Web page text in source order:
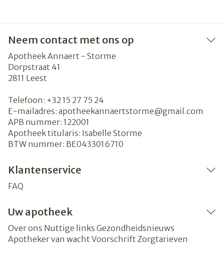
Neem contact met ons op
Apotheek Annaert - Storme
Dorpstraat 41
2811 Leest
Telefoon: +32 15 27 75 24
E-mailadres: apotheekannaertstorme@gmail.com
APB nummer: 122001
Apotheek titularis: Isabelle Storme
BTW nummer: BE0433016710
Klantenservice
FAQ
Uw apotheek
Over ons Nuttige links Gezondheidsnieuws
Apotheker van wacht Voorschrift Zorgtarieven